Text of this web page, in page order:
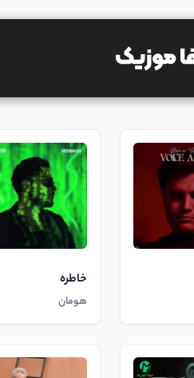
خاطره
هومان